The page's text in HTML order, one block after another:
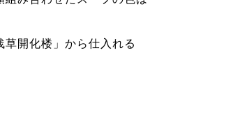
開化楼」から仕入れる